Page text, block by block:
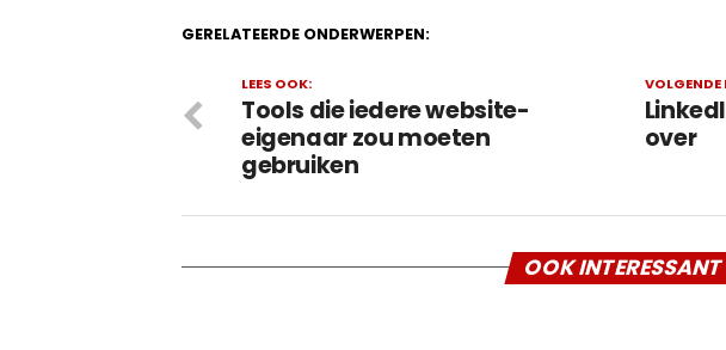
GERELATEERDE ONDERWERPEN:
VOLGENDE
over
LEES OOK:
Tools die iedere website-
eigenaar zou moeten
gebruiken
OOK INTERESSANT